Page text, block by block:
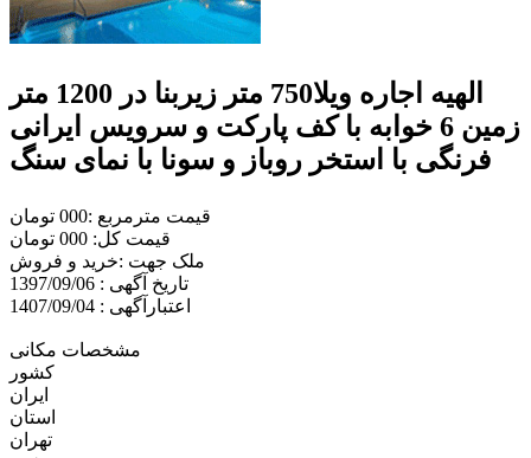
الهیه اجاره ویلا750 متر زیربنا در 1200 متر
زمین 6 خوابه با کف پارکت و سرویس ایرانی
فرنگی با استخر روباز و سونا با نمای سنگ
قیمت مترمربع :000 تومان
قیمت کل: 000 تومان
ملک جهت :خريد و فروش
تاریخ آگهی : 1397/09/06
اعتبارآگهی : 1407/09/04
مشخصات مکانی
کشور
ایران
استان
تهران